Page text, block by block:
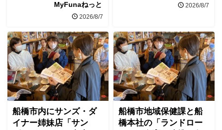
MyFunaねっと
2026/8/7
2026/8/7
船橋市内にサンズ・ダ
イナー姉妹店「サン
船橋市地域保健課と船
橋本社の「ランドロー